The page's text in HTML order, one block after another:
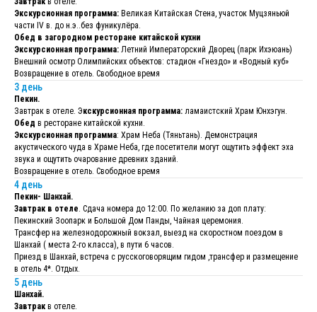
Экскурсионная программа: Великая Китайская Стена, участок Муцзяньюй
части IV в. до н.э..без фуникулёра.
Обед в загородном ресторане китайской кухни
Экскурсионная программа: Летний Императорский Дворец (парк Ихэюань)
Внешний осмотр Олимпийских объектов: стадион «Гнездо» и «Водный куб»
Возвращение в отель. Свободное время
3 день
Пекин.
Завтрак в отеле. Экскурсионная программа: ламаистский Храм Юнхэгун.
Обед в ресторане китайской кухни.
Экскурсионная программа: Храм Неба (Тяньтань). Демонстрация
акустического чуда в Храме Неба, где посетители могут ощутить эффект эха
звука и ощутить очарование древних зданий.
Возвращение в отель. Свободное время
4 день
Пекин- Шанхай.
Завтрак в отеле . Сдача номера до 12:00. По желанию за доп плату:
Пекинский Зоопарк и Большой Дом Панды, Чайная церемония.
Трансфер на железнодорожный вокзал, выезд на скоростном поездом в
Шанхай ( места 2-го класса), в пути 6 часов.
Приезд в Шанхай, встреча с русскоговорящим гидом ,трансфер и размещение
в отель 4*. Отдых.
5 день
Шанхай.
Завтрак в отеле.